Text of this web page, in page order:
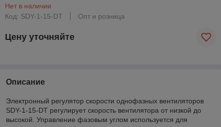
Нет в наличии
Код: SDY-1-15-DT
Опт и розница
Цену уточняйте
Описание
Электронный регулятор скорости однофазных вентиляторов
SDY-1-15-DT регулирует скорость вентилятора от низкой до
высокой. Управление фазовым углом используется для